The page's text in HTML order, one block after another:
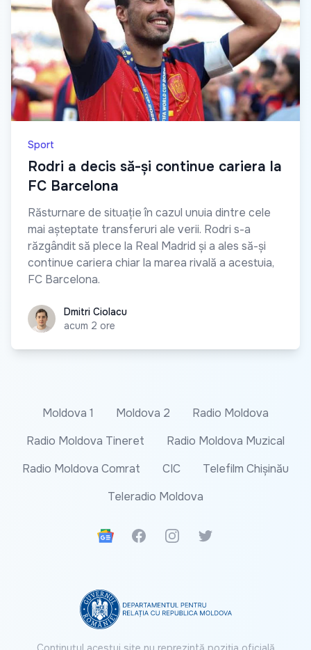
Sport
Rodri a decis să-și continue cariera la
FC Barcelona
Răsturnare de situație în cazul unuia dintre cele
mai așteptate transferuri ale verii. Rodri s-a
răzgândit să plece la Real Madrid și a ales să-și
continue cariera chiar la marea rivală a acestuia,
FC Barcelona.
Dmitri Ciolacu
Dmitri Ciolacu
acum 2 ore
Moldova 1 Moldova 2
Radio Moldova
Radio Moldova Tineret
Radio Moldova Muzical
Radio Moldova Comrat
CIC
Telefilm Chișinău
Teleradio Moldova
Google News
FacebookInstagramTwitter